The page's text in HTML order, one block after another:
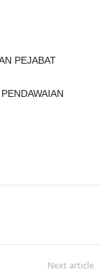
PEJABAT
Next article